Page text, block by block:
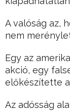
A valóság az,
nem
Egy az
akció, egy
előkészítette
Az adósság